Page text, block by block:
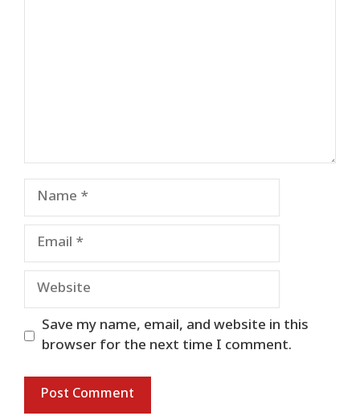
Name
Email
Website
Save my name, email, and website in this
browser for the next time I comment.